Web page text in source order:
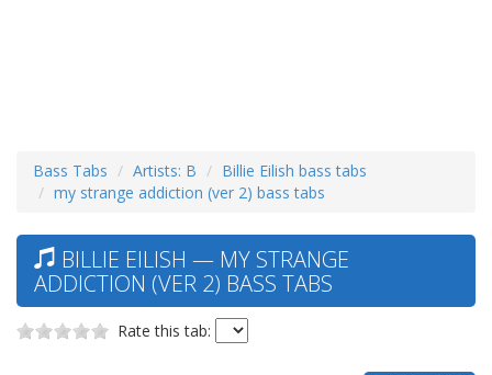
Bass Tabs Artists: B
Billie Eilish bass tabs
my strange addiction (ver 2) bass tabs
BILLIE EILISH — MY STRANGE
ADDICTION (VER 2) BASS TABS
Rate this tab: